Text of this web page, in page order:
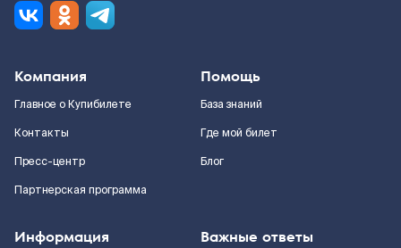
Компания
Главное о Купибилете
Контакты
Пресс-центр
Партнерская программа
Помощь
База знаний
Где мой билет
Блог
Информация Важные ответы